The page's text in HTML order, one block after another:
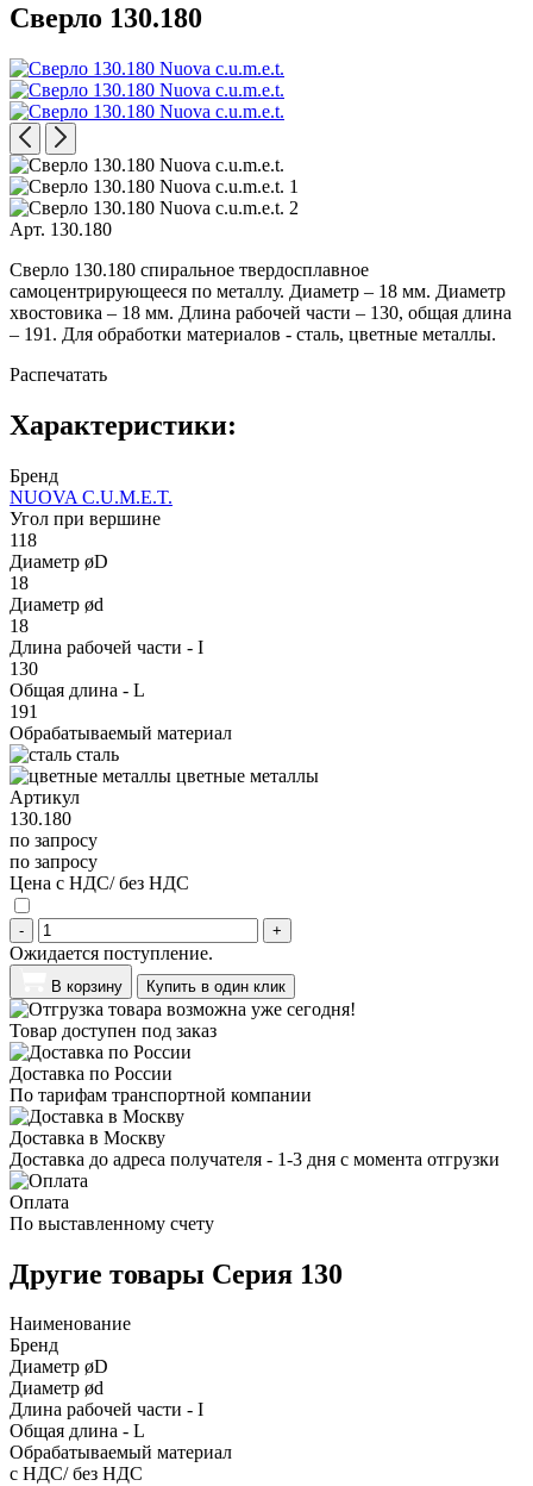
Сверло 130.180
Арт. 130.180
Сверло 130.180 спиральное твердосплавное
самоцентрирующееся по металлу. Диаметр – 18 мм. Диаметр
хвостовика – 18 мм. Длина рабочей части – 130, общая длина
– 191. Для обработки материалов - сталь, цветные металлы.
Распечатать
Характеристики:
Бренд
NUOVA C.U.M.E.T.
Угол при вершине
118
Диаметр øD
18
Диаметр ød
18
Длина рабочей части - I
130
Общая длина - L
191
Обрабатываемый материал
сталь
цветные металлы
Артикул
130.180
по запросу
по запросу
Цена с НДС/ без НДС
- +
Ожидается поступление.
В корзину Купить в один клик
Товар доступен под заказ
Доставка по России
По тарифам транспортной компании
Доставка в Москву
Доставка до адреса получателя - 1-3 дня с момента отгрузки
Оплата
По выставленному счету
Другие товары Серия 130
Наименование
Бренд
Диаметр øD
Диаметр ød
Длина рабочей части - I
Общая длина - L
Обрабатываемый материал
с НДС/ без НДС